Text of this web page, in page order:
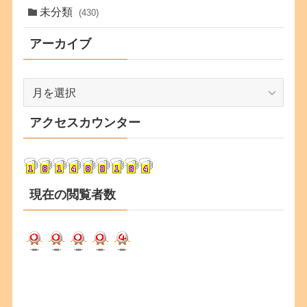
未分類 (430)
アーカイブ
カ
イ
アクセスカウンター
現在の閲覧者数